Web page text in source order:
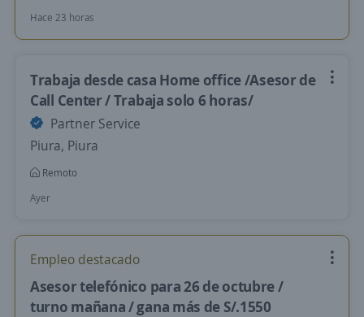
Hace 23 horas
Trabaja desde casa Home office /Asesor de
Call Center / Trabaja solo 6 horas/
Partner Service
Piura, Piura
Remoto
Ayer
Empleo destacado
Asesor telefónico para 26 de octubre /
turno mañana / gana más de S/.1550